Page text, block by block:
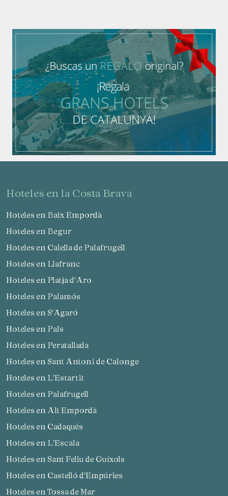
hoteles en la Costa Brava
Hoteles en Baix Empordà
Hoteles en Begur
Hoteles en Calella de Palafrugell
Hoteles en Llafranc
Hoteles en Platja d'Aro
Hoteles en Palamós
Hoteles en S'Agaró
Hoteles en Pals
Hoteles en Peratallada
Hoteles en Sant Antoni de Calonge
Hoteles en L'Estartit
Hoteles en Palafrugell
Hoteles en Alt Empordà
Hoteles en Cadaqués
Hoteles en L'Escala
Hoteles en Sant Feliu de Guíxols
Hoteles en Castelló d'Empúries
Hoteles en Tossa de Mar